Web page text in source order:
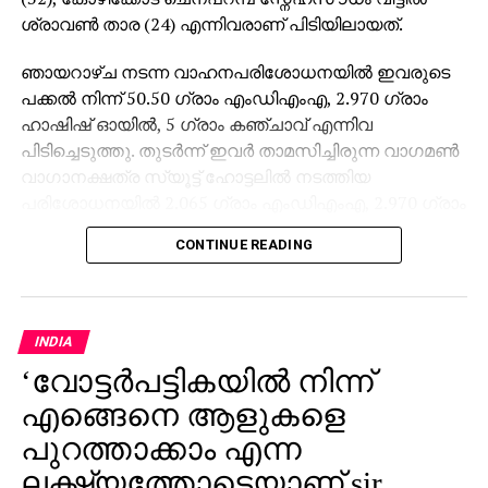
ശ്രാവണ്‍ താര (24) എന്നിവരാണ് പിടിയിലായത്.
ഞായറാഴ്ച നടന്ന വാഹനപരിശോധനയില്‍ ഇവരുടെ
പക്കല്‍ നിന്ന് 50.50 ഗ്രാം എംഡിഎംഎ, 2.970 ഗ്രാം
ഹാഷിഷ് ഓയില്‍, 5 ഗ്രാം കഞ്ചാവ് എന്നിവ
പിടിച്ചെടുത്തു. തുടര്‍ന്ന് ഇവര്‍ താമസിച്ചിരുന്ന വാഗമണ്‍
വാഗാനക്ഷത്ര സ്യൂട്ട് ഹോട്ടലില്‍ നടത്തിയ
ഹാഷിഷ് ഓയില്‍, 3,75,000 പണവും കൂടി കണ്ടെത്തി.
2025 നവംബര്‍ 11ന് ആലപ്പുഴ അരൂരില്‍ വച്ച് 430 ഗ്രാം
മയക്കുമരുന്ന് കേസില്‍ ജയിലിലാണ്. മുഹമ്മദ്
ഫവാസിനെതിരെയും നിരവധി മയക്കുമരുന്നുകടത്ത്
കേസുകള്‍ നിലവിലുണ്ടന്ന് എക്സൈസ് അറിയിച്ചു.
ആലപ്പുഴയിലെ കേസുമായി ബന്ധപ്പെട്ട് ഒളിവില്‍
കഴിയുന്നതിനാലാണ് ഇവര്‍ വാഗമണ്ണില്‍
CONTINUE READING
INDIA
‘വോട്ടര്‍പട്ടികയില്‍ നിന്ന്
എങ്ങെനെ ആളുകളെ
പുറത്താക്കാം എന്ന